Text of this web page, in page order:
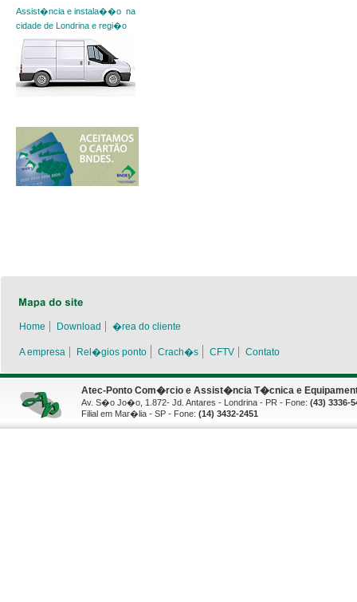
Assist�ncia e instala��o na
cidade de Londrina e regi�o
Home Download �rea do cliente
A empresa Rel�gios ponto Crach�s CFTV Contato
Atec-Ponto Com�rcio e Assist�ncia T�cnica e
Av. S�o Jo�o, 1.872- Jd. Antares - Londrina - PR - Fone: (43) 3336-
Filial em Mar�lia - SP - Fone: (14) 3432-2451